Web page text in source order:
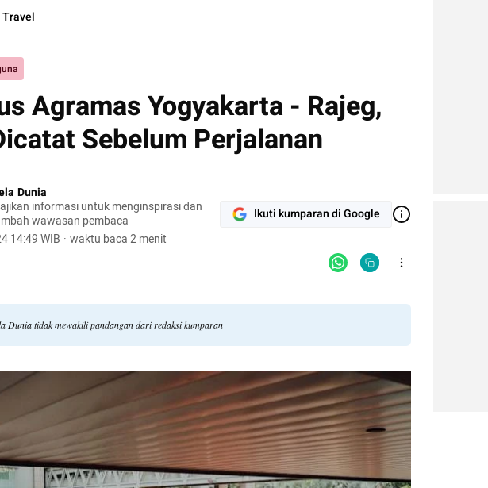
Travel
Agramas Yogyakarta - Rajeg,
Sebelum Perjalanan
Dunia
informasi untuk menginspirasi dan
wawasan pembaca
14:49 WIB · waktu baca 2 menit
Ikuti kumparan di Google
Dunia tidak mewakili pandangan dari redaksi kumparan